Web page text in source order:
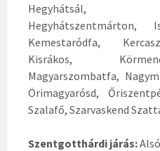
Hegyhátsál,
Hegyhátszentmárton,
Kemestaródfa,
Kisrákos,
Magyarszombatfa,
Örimagyarósd,
Szalafő, Szarvaskend
Szentgotthárdi járás: